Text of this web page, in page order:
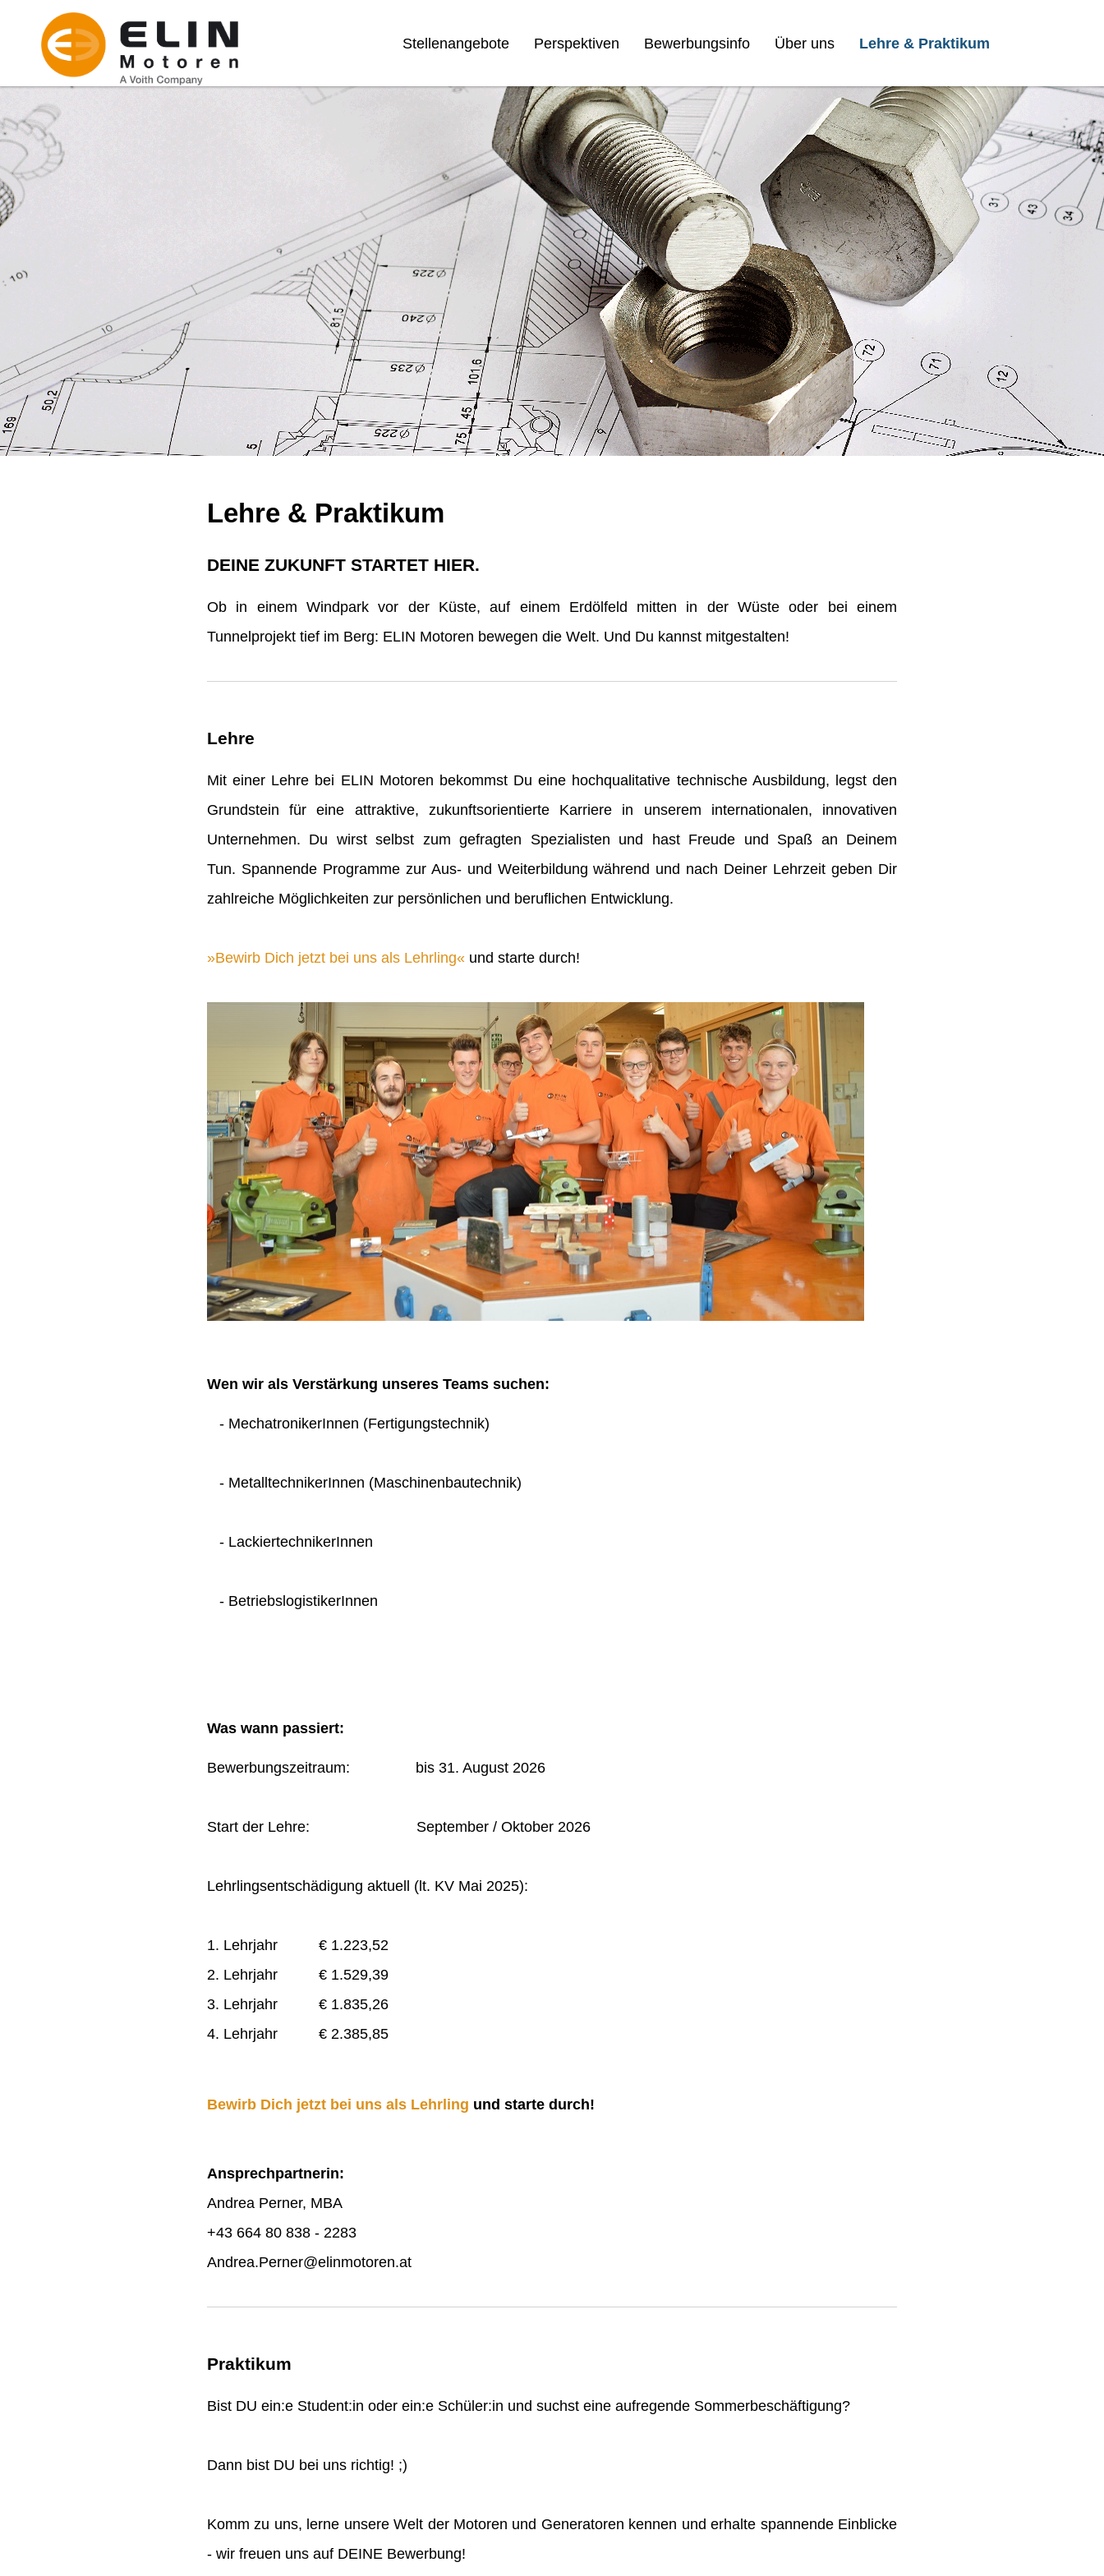
Stellenangebote Perspektiven Bewerbungsinfo Über uns Lehre & Praktikum
Lehre & Praktikum
DEINE ZUKUNFT STARTET HIER.
Ob in einem Windpark vor der Küste, auf einem Erdölfeld mitten in der Wüste oder bei einem
Tunnelprojekt tief im Berg: ELIN Motoren bewegen die Welt. Und Du kannst mitgestalten!
Lehre
Mit einer Lehre bei ELIN Motoren bekommst Du eine hochqualitative technische Ausbildung, legst den
Grundstein für eine attraktive, zukunftsorientierte Karriere in unserem internationalen, innovativen
Unternehmen. Du wirst selbst zum gefragten Spezialisten und hast Freude und Spaß an Deinem
Tun. Spannende Programme zur Aus- und Weiterbildung während und nach Deiner Lehrzeit geben Dir
zahlreiche Möglichkeiten zur persönlichen und beruflichen Entwicklung.
Bewirb Dich jetzt bei uns als Lehrling und starte durch!
Wen wir als Verstärkung unseres Teams suchen:
- MechatronikerInnen (Fertigungstechnik)
- MetalltechnikerInnen (Maschinenbautechnik)
- LackiertechnikerInnen
- BetriebslogistikerInnen
Was wann passiert:
Bewerbungszeitraum: bis 31. August 2026
Start der Lehre: September / Oktober 2026
Lehrlingsentschädigung aktuell (lt. KV Mai 2025):
1. Lehrjahr € 1.223,52
2. Lehrjahr € 1.529,39
3. Lehrjahr € 1.835,26
4. Lehrjahr € 2.385,85
Bewirb Dich jetzt bei uns als Lehrling und starte durch!
Ansprechpartnerin:
Andrea Perner, MBA
+43 664 80 838 - 2283
Andrea.Perner@elinmotoren.at
Praktikum
Bist DU ein:e Student:in oder ein:e Schüler:in und suchst eine aufregende Sommerbeschäftigung?
Dann bist DU bei uns richtig! ;)
Komm zu uns, lerne unsere Welt der Motoren und Generatoren kennen und erhalte spannende Einblicke
- wir freuen uns auf DEINE Bewerbung!